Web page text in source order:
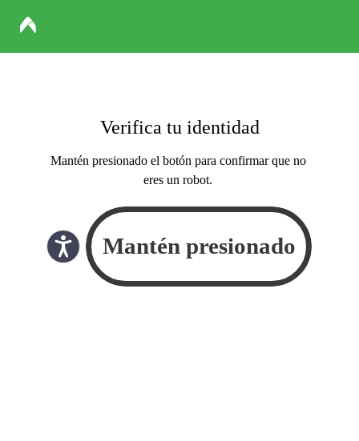
Verifica tu identidad
Mantén presionado el botón para confirmar que no
eres un robot.